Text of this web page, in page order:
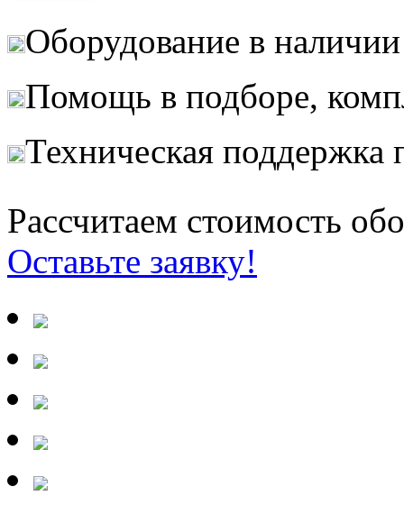
Оборудование в
Помощь в подборе,
Техническая поддержка
Рассчитаем стоимость
Оставьте заявку!